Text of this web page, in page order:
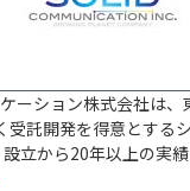
ーション株式会社は
受託開発を得意とする
立から20年以上の実